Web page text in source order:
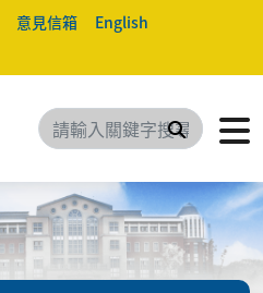
意見信箱 English
搜尋